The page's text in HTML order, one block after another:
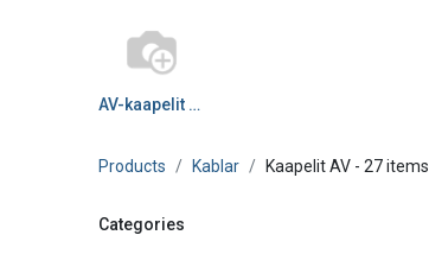
AV-kaapelit DIGI/ANA
Products Kablar Kaapelit AV- 27 items
Categories